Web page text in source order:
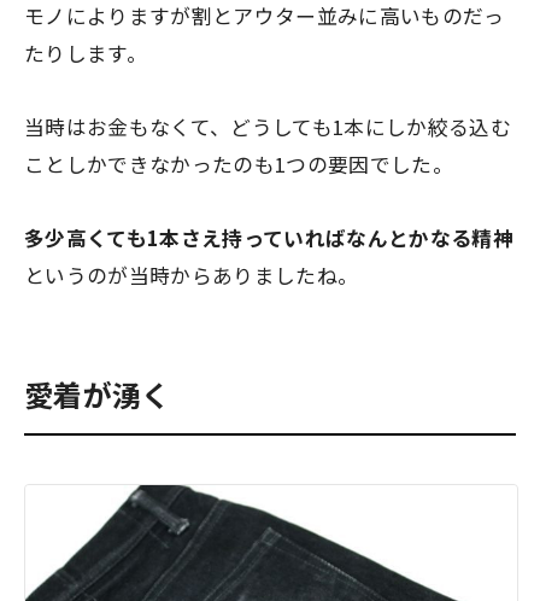
モノによりますが割とアウター並みに高いものだっ
たりします。
当時はお金もなくて、どうしても1本にしか絞る込む
ことしかできなかったのも1つの要因でした。
多少高くても1本さえ持っていればなんとかなる精神
というのが当時からありましたね。
愛着が湧く